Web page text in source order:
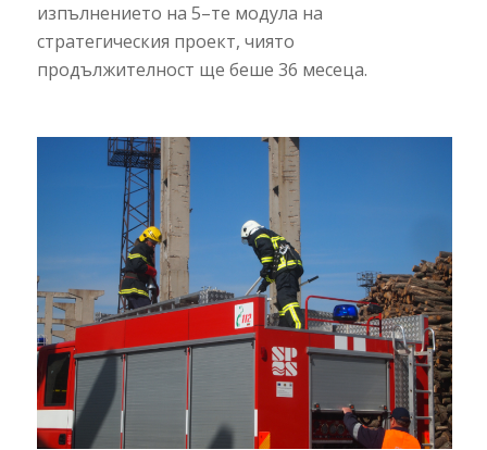
изпълнението на 5–те модула на
стратегическия проект, чиято
продължителност ще беше 36 месеца.